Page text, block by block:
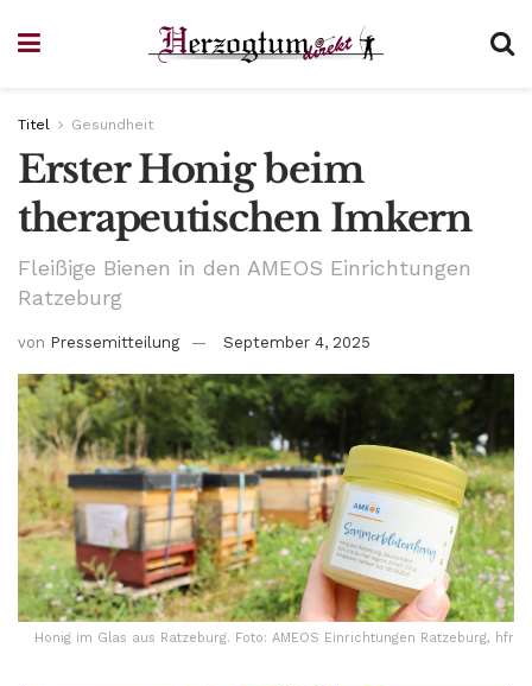
Titel Gesundheit
Erster Honig beim
therapeutischen Imkern
Fleißige Bienen in den AMEOS Einrichtungen
Ratzeburg
von Pressemitteilung September 4, 2025
Honig im Glas aus Ratzeburg. Foto: AMEOS Einrichtungen Ratzeburg, hfr